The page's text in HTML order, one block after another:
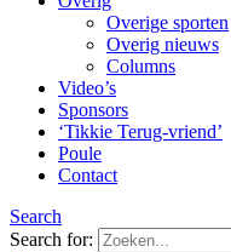
Overige sporten
Overig nieuws
Columns
Video’s
Sponsors
‘Tikkie Terug-vriend’
Poule
Contact
Search
Search for: